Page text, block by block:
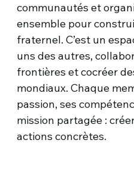
communautés et
ensemble pour
fraternel. C’est un
uns des autres,
frontières et cocréer
mondiaux. Chaque
passion, ses
mission partagée :
actions concrètes.